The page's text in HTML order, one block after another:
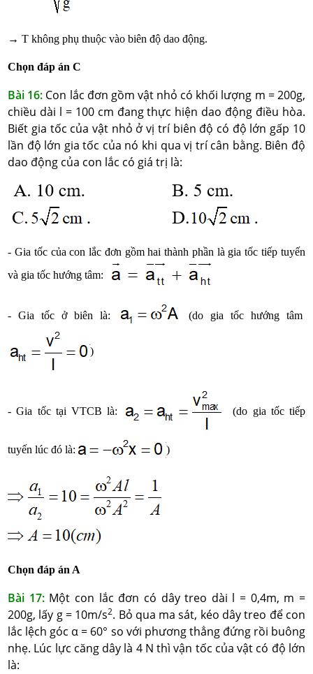
→ T không phụ thuộc vào biên độ dao động.
Chọn đáp án C
Bài 16: Con lắc đơn gồm vật nhỏ có khối lượng m = 200g,
chiều dài l = 100 cm đang thực hiện dao động điều hòa.
Biết gia tốc của vật nhỏ ở vị trí biên độ có độ lớn gấp 10
lần độ lớn gia tốc của nó khi qua vị trí cân bằng. Biên độ
dao động của con lắc có giá trị là:
- Gia tốc của con lắc đơn gồm hai thành phần là gia tốc tiếp tuyến
và gia tốc hướng tâm:
- Gia tốc ở biên là: (do gia tốc hướng tâm
)
- Gia tốc tại VTCB là: (do gia tốc tiếp
tuyến lúc đó là: )
Chọn đáp án A
Bài 17: Một con lắc đơn có dây treo dài l = 0,4m, m =
200g, lấy g = 10m/s2. Bỏ qua ma sát, kéo dây treo để con
lắc lệch góc α = 60° so với phương thẳng đứng rồi buông
nhẹ. Lúc lực căng dây là 4 N thì vận tốc của vật có độ lớn
là: